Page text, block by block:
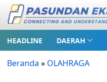
HEADLINE DAERAH
Beranda » OLAHRAGA